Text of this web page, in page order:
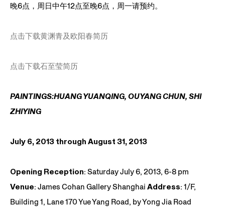
晚6点，周日中午12点至晚6点，周一请预约。
点击下载黄渊青及欧阳春简历
点击下载石至莹简历
PAINTINGS:HUANG YUANQING, OUYANG CHUN, SHI
ZHIYING
July 6, 2013 through August 31, 2013
Opening Reception: Saturday July 6, 2013, 6-8 pm
Venue: James Cohan Gallery Shanghai Address: 1/F,
Building 1, Lane 170 Yue Yang Road, by Yong Jia Road